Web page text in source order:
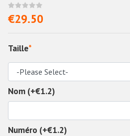
€29.50
Taille*
Nom (+€1.2)
Numéro (+€1.2)